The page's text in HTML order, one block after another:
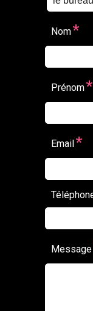
Nom*
Prénom*
Email *
Message